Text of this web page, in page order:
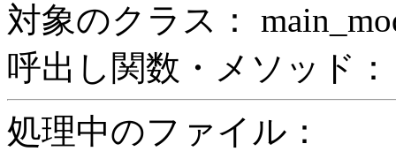
対象のクラス：
呼出し関数・メソッド：
処理中のファイル：